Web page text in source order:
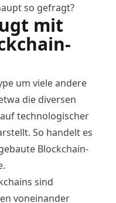
so gefragt?
mit
um viele andere
die diversen
technologischer
So handelt es
Blockchain-
sind
voneinander